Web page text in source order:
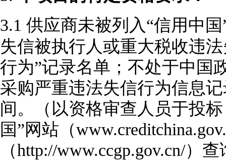
3.1 供应商未被列入“信用中国
失信被执行人或重大税收违
行为”记录名单；不处于中国
采购严重违法失信行为信息
间。（以资格审查人员于投
国”网站（
（http://www.ccgp.gov.cn/）